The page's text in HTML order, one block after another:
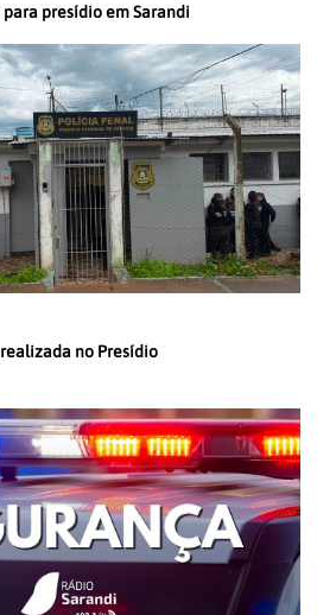
presídio em Sarandi
no Presídio